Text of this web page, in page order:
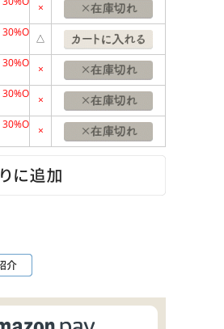
×
30%O △
30%O
×
30%O
×
30%O
×